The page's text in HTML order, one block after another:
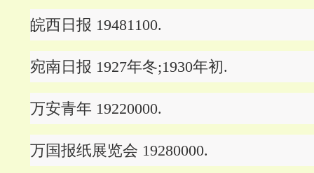
皖西日报 19481100.
宛南日报 1927年冬;1930年初.
万安青年 19220000.
万国报纸展览会 19280000.